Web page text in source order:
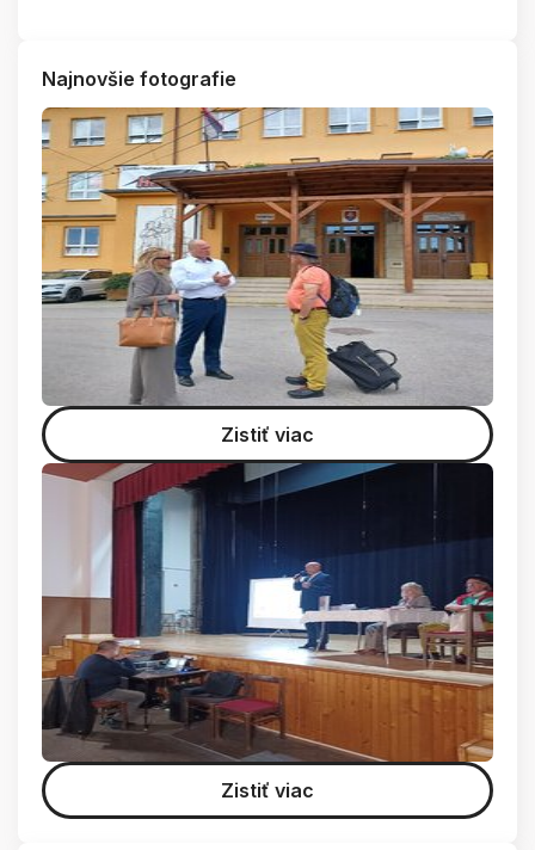
Najnovšie fotografie
Zistiť viac
Zistiť viac